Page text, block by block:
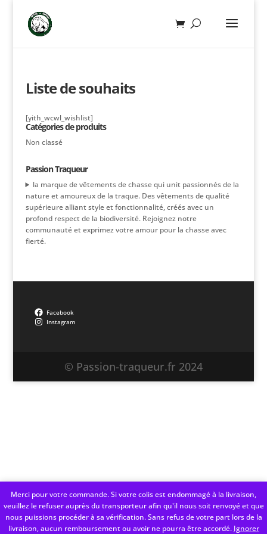
Merci pour votre commande. Si votre colis est endommagé à la livraison,
veuillez le refuser auprès du transporteur afin qu'il nous soit renvoyé et que
nous puissions procéder à sa vérification. Sans refus de votre part lors de la
livraison, aucun remboursement ou avoir ne pourra être accordé. Ignorer
Liste de souhaits
[yith_wcwl_wishlist]
Catégories de produits
Non classé
Passion Traqueur
la marque de vêtements de chasse qui unit passionnés de la
nature et amoureux de la traque. Des vêtements de qualité
supérieure alliant style et fonctionnalité, créés avec un
profond respect de la biodiversité. Rejoignez notre
communauté et exprimez votre amour pour la chasse avec
fierté.
Facebook
Instagram
© Passion-traqueur.fr 2024